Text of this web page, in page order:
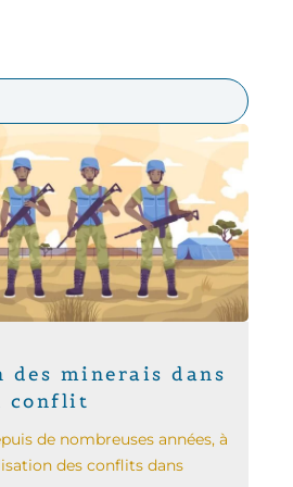
des minerais dans
conflit
de nombreuses années, à
des conflits dans